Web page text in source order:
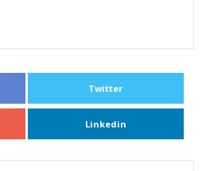
Twitter
Linkedin